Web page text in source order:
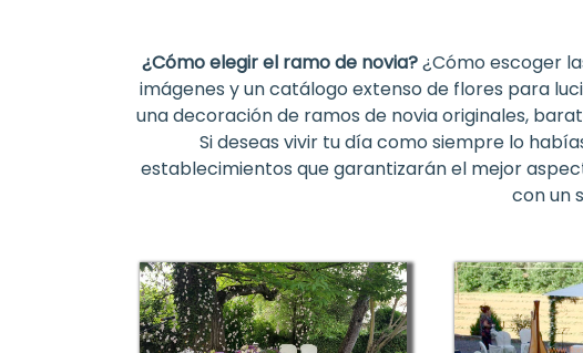
¿Cómo elegir el ramo de novia?¿Cómo escoger
imágenes y un catálogo extenso de flores para
una decoración de ramos de novia originales,
Si deseas vivir tu día como siempre lo
establecimientos que garantizarán el mejor
con un